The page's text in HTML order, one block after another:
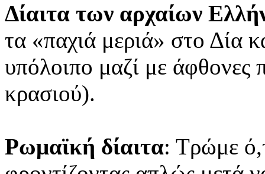
Δίαιτα των αρχαίων
τα «παχιά μεριά» στο Δία
υπόλοιπο μαζί με άφθονες
κρασιού).
Ρωμαϊκή δίαιτα: Τρώμε